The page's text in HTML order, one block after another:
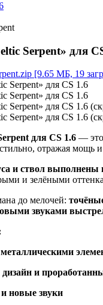
Serpent» для
[9.65 МБ, 19
для CS 1.6 — это
отражая мощь
и ствол выполнены
и зелёными
до мелочей:
звуками
и
новые звуки